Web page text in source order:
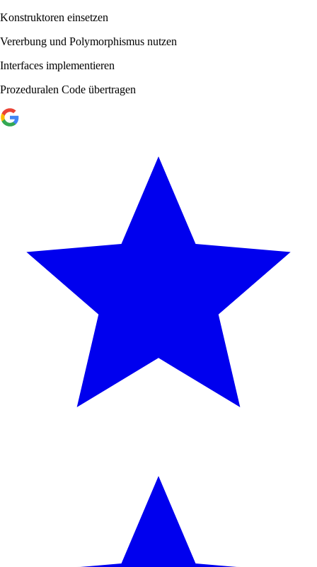
Konstruktoren einsetzen
Vererbung und Polymorphismus nutzen
Interfaces implementieren
Prozeduralen Code übertragen